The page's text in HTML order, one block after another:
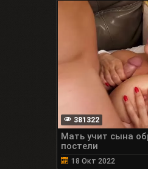
381322
Мать учит сына
постели
18 Окт 2022